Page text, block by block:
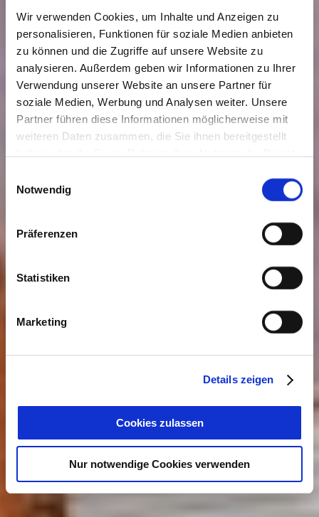
Wir verwenden Cookies, um Inhalte und Anzeigen zu
personalisieren, Funktionen für soziale Medien anbieten
zu können und die Zugriffe auf unsere Website zu
analysieren. Außerdem geben wir Informationen zu Ihrer
Verwendung unserer Website an unsere Partner für
soziale Medien, Werbung und Analysen weiter. Unsere
Partner führen diese Informationen möglicherweise mit
weiteren Daten zusammen, die Sie ihnen bereitgestellt
Cookies, wenn Sie unsere Webseite weiterhin nutzen.
Notwendig
Präferenzen
Statistiken
Marketing
Details zeigen
Cookies zulassen
Nur notwendige Cookies verwenden